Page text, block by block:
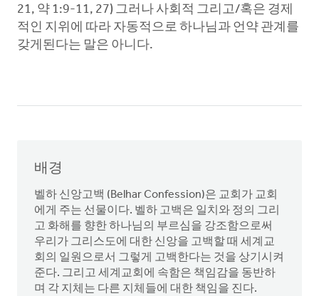
21, 약 1:9-11, 27) 그러나 사회적 그리고/혹은 경제
적인 지위에 따라 자동적으로 하나님과 언약 관계를
갖게된다는 말은 아니다.
배경
벨하 신앙고백 (Belhar Confession)은 교회가 교회
에게 주는 선물이다. 벨하 고백은 일치와 정의 그리
고 화해를 향한 하나님의 부르심을 강조함으로써
우리가 그리스도에 대한 신앙을 고백할 때 세계교
회의 일원으로서 그렇게 고백한다는 것을 상기시켜
준다. 그리고 세계교회에 속함은 책임감을 동반하
며 각 지체는 다른 지체들에 대한 책임을 진다.